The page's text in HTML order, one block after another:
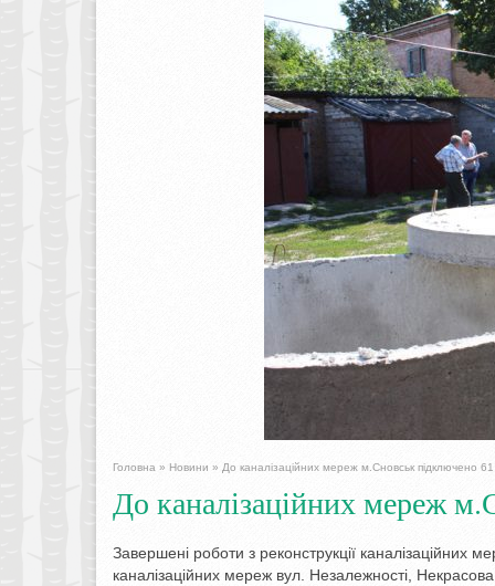
Головна » Новини » До каналізаційних мереж м.Сновськ підключено
До каналізаційних мереж
Завершені роботи з реконструкції каналізаційних
каналізаційних мереж вул. Незалежності,